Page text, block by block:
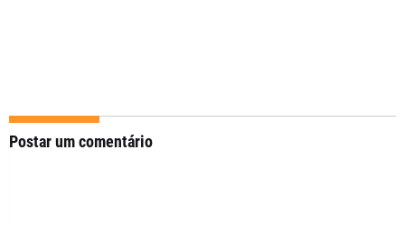
Postar um comentário